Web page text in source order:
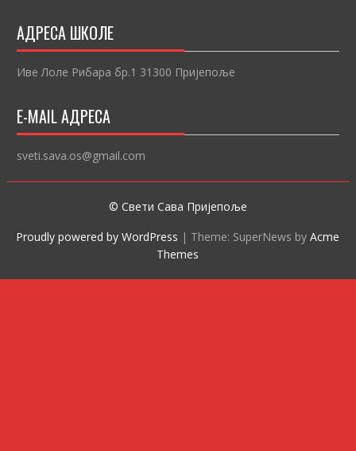
АДРЕСА ШКОЛЕ
Иве Лоле Рибара бр.1 31300 Пријепоље
E-MAIL АДРЕСА
sveti.sava.os@gmail.com
© Свети Сава Пријепоље
Proudly powered by WordPress | Theme: SuperNews byAcme
Themes